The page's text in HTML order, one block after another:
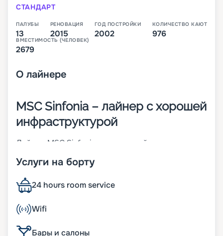
СТАНДАРТ
ПАЛУБЫ
13
РЕНОВАЦИЯ
2015
ГОД ПОСТРОЙКИ
2002
КОЛИЧЕСТВО КАЮТ
976
ВМЕСТИМОСТЬ (ЧЕЛОВЕК)
2679
О лайнере
MSC Sinfonia – лайнер с хорошей
инфраструктурой
Лайнер MSC Sinfonia – это второй из круизных
построен во Франции в 2001 году. В 2015-м
ощущение визуальной легкости и обеспечить
хороший обзор, более 50 % поверхностей на
судне светопрозрачные. К ним относят ростовые
иллюминаторы, световые окна, стеклянные
комфортабельных кают (из них 132 сьюта с
Услуги на борту
24 hours room service
Wifi
Бары и салоны